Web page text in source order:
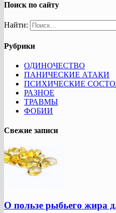
Поиск по сайту
Найти:
Рубрики
ОДИНОЧЕСТВО
ПАНИЧЕСКИЕ АТАКИ
ПСИХИЧЕСКИЕ
РАЗНОЕ
ТРАВМЫ
ФОБИИ
Свежие записи
О пользе рыбьего жира